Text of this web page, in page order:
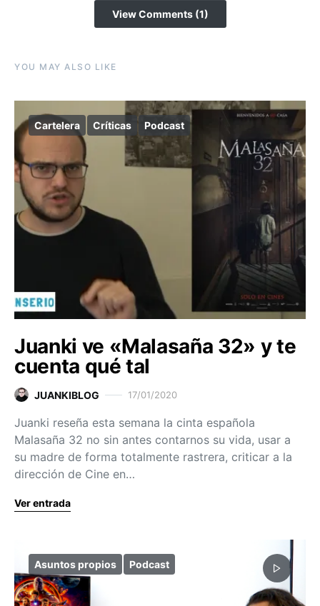
View Comments (1)
YOU MAY ALSO LIKE
Cartelera Críticas Podcast
Juanki ve «Malasaña 32» y te
cuenta qué tal
JUANKIBLOG 17/01/2020
Juanki reseña esta semana la cinta española
Malasaña 32 no sin antes contarnos su vida, usar a
su madre de forma totalmente rastrera, criticar a la
dirección de Cine en…
Ver entrada
Asuntos propios Podcast